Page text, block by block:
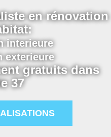
en rénovation
interieure
exterieure
gratuits dans
37